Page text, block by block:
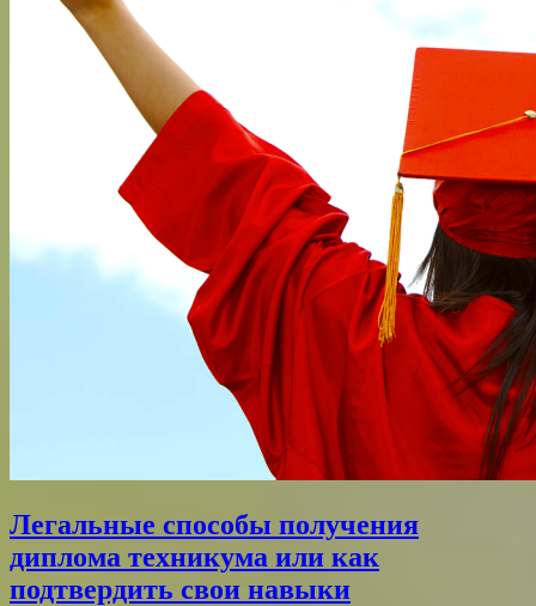
Легальные способы получения
диплома техникума или как
подтвердить свои навыки